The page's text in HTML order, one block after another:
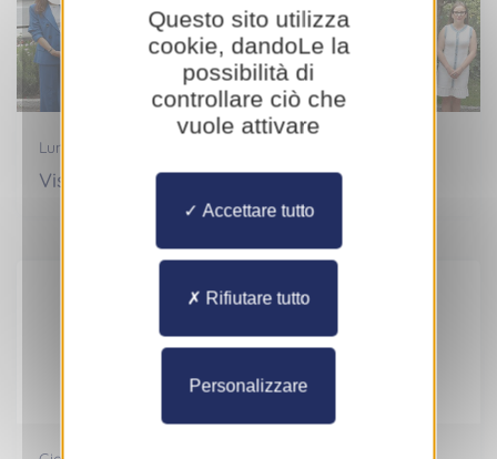
Lunedì 16 giugno 2025
Visita ufficiale del CSAPAM
Questo sito utilizza
cookie, dandoLe la
possibilità di
controllare ciò che
vuole attivare
Accettare tutto
Rifiutare tutto
Personalizzare